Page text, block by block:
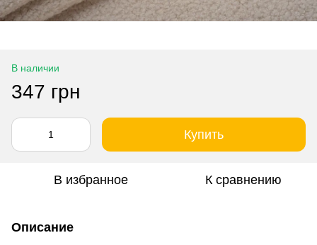
В наличии
347 грн
Купить
В избранное К сравнению
Описание